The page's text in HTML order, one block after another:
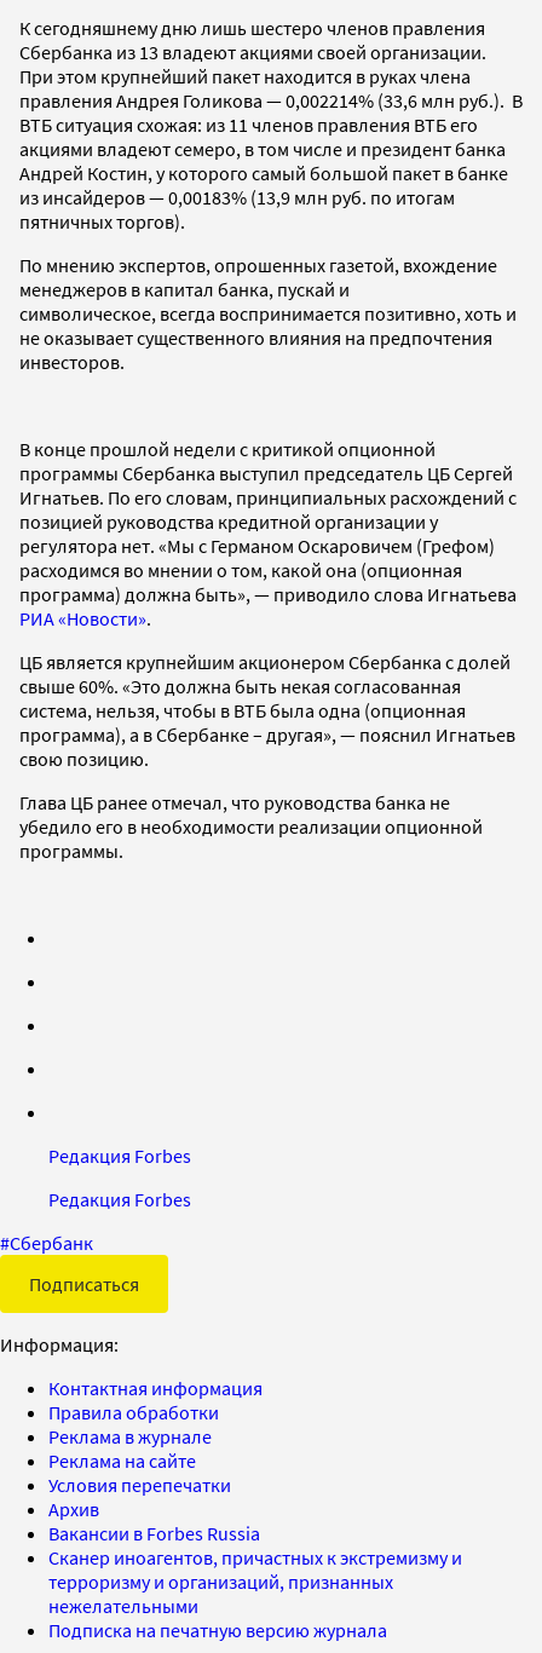
К сегодняшнему дню лишь шестеро членов правления
Сбербанка из 13 владеют акциями своей организации.
При этом крупнейший пакет находится в руках члена
правления Андрея Голикова — 0,002214% (33,6 млн руб.). В
ВТБ ситуация схожая: из 11 членов правления ВТБ его
акциями владеют семеро, в том числе и президент банка
Андрей Костин, у которого самый большой пакет в банке
из инсайдеров — 0,00183% (13,9 млн руб. по итогам
пятничных торгов).
По мнению экспертов, опрошенных газетой, вхождение
менеджеров в капитал банка, пускай и
символическое, всегда воспринимается позитивно, хоть и
не оказывает существенного влияния на предпочтения
инвесторов.
В конце прошлой недели с критикой опционной
программы Сбербанка выступил председатель ЦБ Сергей
Игнатьев. По его словам, принципиальных расхождений с
позицией руководства кредитной организации у
регулятора нет. «Мы с Германом Оскаровичем (Грефом)
расходимся во мнении о том, какой она (опционная
программа) должна быть», — приводило слова Игнатьева
РИА «Новости».
ЦБ является крупнейшим акционером Сбербанка с долей
свыше 60%. «Это должна быть некая согласованная
система, нельзя, чтобы в ВТБ была одна (опционная
программа), а в Сбербанке – другая», — пояснил Игнатьев
свою позицию.
Глава ЦБ ранее отмечал, что руководства банка не
убедило его в необходимости реализации опционной
программы.
Редакция Forbes
Редакция Forbes
#Сбербанк
Подписаться
Информация:
Контактная информация
Правила обработки
Реклама в журнале
Реклама на сайте
Условия перепечатки
Архив
Вакансии в Forbes Russia
Сканер иноагентов, причастных к экстремизму и
терроризму и организаций, признанных
нежелательными
Подписка на печатную версию журнала